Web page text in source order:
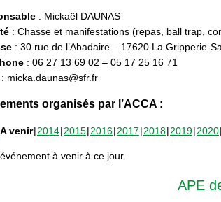
: Mickaël DAUNAS
: Chasse et manifestations (repas, ball trap,
: 30 rue de l’Abadaire – 17620 La Gripperie-
: 06 27 13 69 02 – 05 17 25 16 71
: micka.daunas@sfr.fr
organisés par l’ACCA :
A venir 2014 2015 2016 2017 2018 2019 2020
à venir à ce jour.
APE